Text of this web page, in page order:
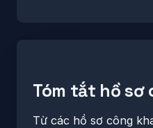
Tóm tắt hồ sơ
Từ các hồ sơ công